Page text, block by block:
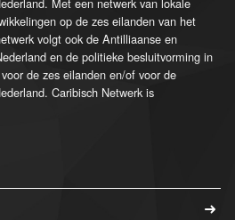
op de zes eilanden van het
volgt ook de Antilliaanse en
en de politieke besluitvorming in
de zes eilanden en/of voor de
Caribisch Netwerk is